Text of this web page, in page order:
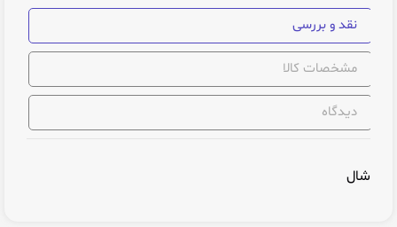
نقد و بررسی
مشخصات کالا
دیدگاه
شال